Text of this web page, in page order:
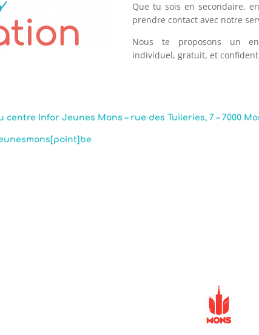
Que tu sois en secondaire,
prendre contact avec notre
Nous te proposons un
individuel, gratuit, et
Infor Jeunes Mons – rue des Tuileries, 7 – 7000